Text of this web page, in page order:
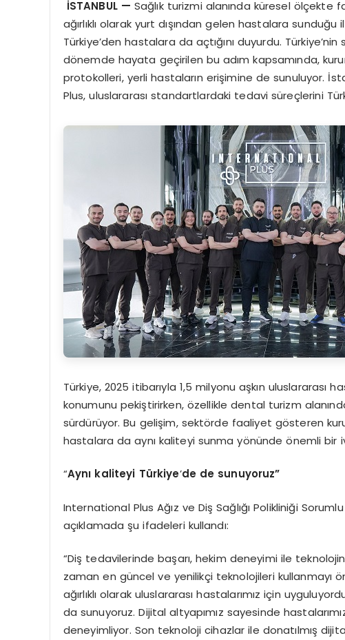
İSTANBUL — Sağlık turizmi alanında küresel
ağırlıklı olarak yurt dışından gelen hastalara
Türkiye’den hastalara da açtığını duyurdu.
dönemde hayata geçirilen bu adım kapsamında,
protokolleri, yerli hastaların erişimine de sunuluyor.
Plus, uluslararası standartlardaki tedavi süreçlerini
Türkiye, 2025 itibarıyla 1,5 milyonu aşkın
konumunu pekiştirirken, özellikle dental turizm
sürdürüyor. Bu gelişim, sektörde faaliyet gösteren
hastalara da aynı kaliteyi sunma yönünde önemli bir
“Aynı kaliteyi Türkiye’de de sunuyoruz”
International Plus Ağız ve Diş Sağlığı Polikliniği
açıklamada şu ifadeleri kullandı:
“Diş tedavilerinde başarı, hekim deneyimi ile
zaman en güncel ve yenilikçi teknolojileri kullanmayı
ağırlıklı olarak uluslararası hastalarımız için
da sunuyoruz. Dijital altyapımız sayesinde
deneyimliyor. Son teknoloji cihazlar ile donatılmış